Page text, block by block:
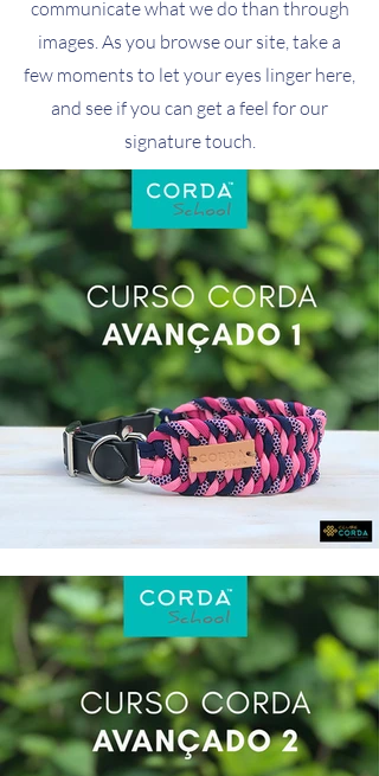
communicate what we do than through
images. As you browse our site, take a
few moments to let your eyes linger here,
and see if you can get a feel for our
signature touch.